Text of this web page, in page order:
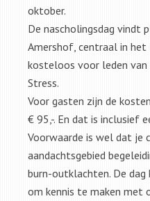
oktober.
De nascholingsdag vindt
Amershof, centraal in het
kosteloos voor leden
Stress.
Voor gasten zijn de
€ 95,-. En dat is inclusief
Voorwaarde is wel dat je
aandachtsgebied
burn-outklachten. De dag
om kennis te maken met